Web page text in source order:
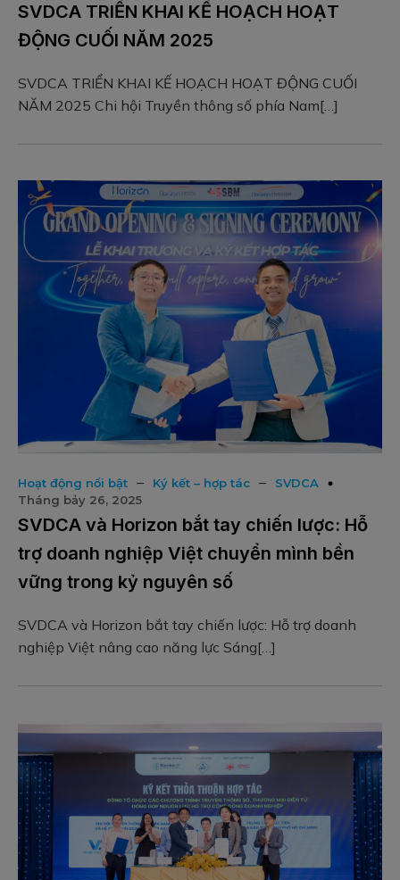
SVDCA TRIỂN KHAI KẾ HOẠCH HOẠT
ĐỘNG CUỐI NĂM 2025
SVDCA TRIỂN KHAI KẾ HOẠCH HOẠT ĐỘNG CUỐI
NĂM 2025 Chi hội Truyền thông số phía Nam[…]
Hoạt động nổi bật – Ký kết – hợp tác –
SVDCA
Tháng bảy 26, 2025
SVDCA và Horizon bắt tay chiến lược: Hỗ
trợ doanh nghiệp Việt chuyển mình bền
vững trong kỷ nguyên số
SVDCA và Horizon bắt tay chiến lược: Hỗ trợ doanh
nghiệp Việt nâng cao năng lực Sáng[…]